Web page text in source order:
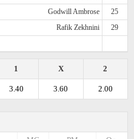
Godwill Ambrose
25
Rafik Zekhnini
29
2
X
1
2.00
3.60
3.40